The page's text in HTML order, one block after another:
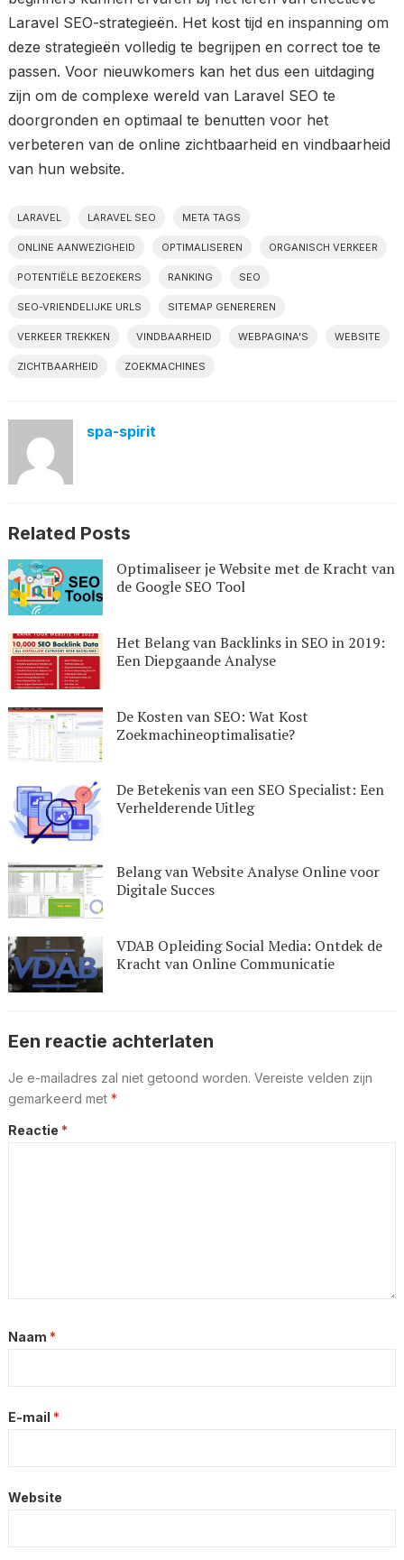
Laravel SEO-strategieën. Het kost tijd en inspanning om
deze strategieën volledig te begrijpen en correct toe te
passen. Voor nieuwkomers kan het dus een uitdaging
zijn om de complexe wereld van Laravel SEO te
doorgronden en optimaal te benutten voor het
verbeteren van de online zichtbaarheid en vindbaarheid
van hun website.
LARAVEL LARAVEL SEO META TAGS
ONLINE AANWEZIGHEID OPTIMALISEREN ORGANISCH VERKEER
POTENTIËLE BEZOEKERS RANKING SEO
SEO-VRIENDELIJKE URLS SITEMAP GENEREREN
VERKEER TREKKEN VINDBAARHEID WEBPAGINA'S WEBSITE
ZICHTBAARHEID ZOEKMACHINES
spa-spirit
Related Posts
Optimaliseer je Website met de Kracht van
de Google SEO Tool
Het Belang van Backlinks in SEO in 2019:
Een Diepgaande Analyse
De Kosten van SEO: Wat Kost
Zoekmachineoptimalisatie?
De Betekenis van een SEO Specialist: Een
Verhelderende Uitleg
Belang van Website Analyse Online voor
Digitale Succes
VDAB Opleiding Social Media: Ontdek de
Kracht van Online Communicatie
Een reactie achterlaten
Je e-mailadres zal niet getoond worden. Vereiste velden zijn
gemarkeerd met *
Reactie *
Naam *
E-mail *
Website